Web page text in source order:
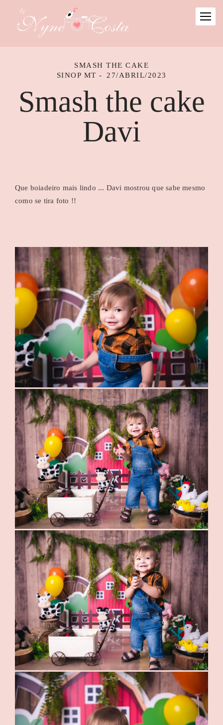
SMASH THE CAKE
SINOP MT
27/ABRIL/2023
Smash the cake
Davi
Que boiadeiro mais lindo ... Davi mostrou que sabe mesmo
como se tira foto !!